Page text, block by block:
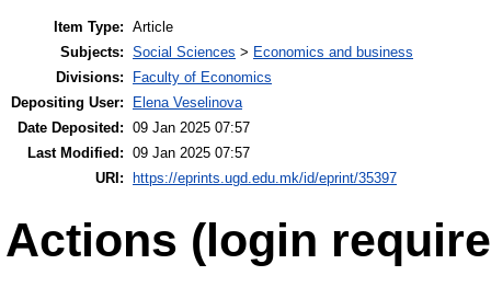
Item Type: Article
Subjects: Social Sciences > Economics and business
Divisions:
Faculty of Economics
Depositing User:
Elena Veselinova
Date Deposited: 09 Jan 2025 07:57
Last Modified: 09 Jan 2025 07:57
URI:
https://eprints.ugd.edu.mk/id/eprint/35397
Actions (login